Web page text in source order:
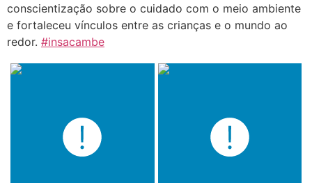
conscientização sobre o cuidado com o meio ambiente
e fortaleceu vínculos entre as crianças e o mundo ao
redor. #insacambe